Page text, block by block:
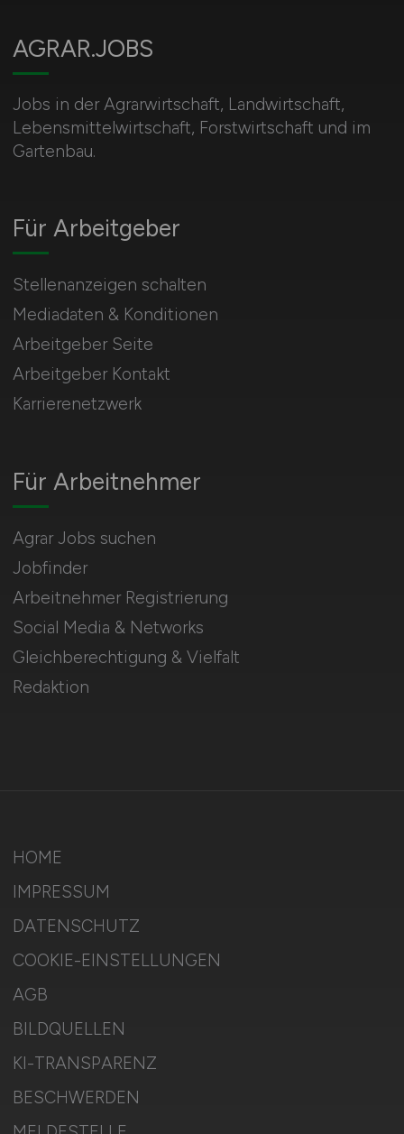
AGRAR.JOBS
Jobs in der Agrarwirtschaft, Landwirtschaft,
Lebensmittelwirtschaft, Forstwirtschaft und im
Gartenbau.
Für Arbeitnehmer
Agrar Jobs suchen
Jobfinder
Arbeitnehmer Registrierung
Social Media & Networks
Gleichberechtigung & Vielfalt
Redaktion
Für Arbeitgeber
Stellenanzeigen schalten
Mediadaten & Konditionen
Arbeitgeber Seite
Arbeitgeber Kontakt
Karrierenetzwerk
HOME
IMPRESSUM
DATENSCHUTZ
COOKIE-EINSTELLUNGEN
AGB
BILDQUELLEN
KI-TRANSPARENZ
BESCHWERDEN